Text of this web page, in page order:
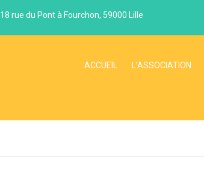
18 rue du Pont à Fourchon, 59000 Lille
ACCUEIL L’ASSOCIATION